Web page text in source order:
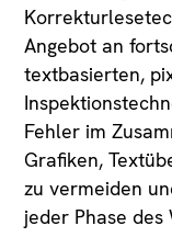
Angebot an
textbasierten,
Fehler im
Grafiken,
zu vermeiden
jeder Phase des